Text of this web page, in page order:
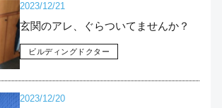
2023/12/21
玄関のアレ、ぐらついてませんか？
ビルディングドクター
2023/12/20